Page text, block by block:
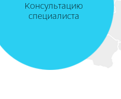
Консультацию
специалиста